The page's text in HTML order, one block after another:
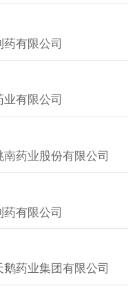
有限公司
有限公司
药业股份有限公司
有限公司
药业集团有限公司